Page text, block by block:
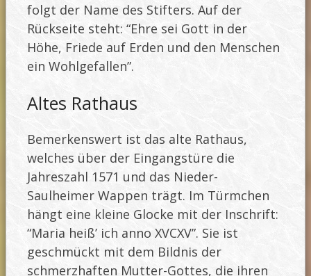
folgt der Name des Stifters. Auf der
Rückseite steht: “Ehre sei Gott in der
Höhe, Friede auf Erden und den Menschen
ein Wohlgefallen”.
Altes Rathaus
Bemerkenswert ist das alte Rathaus,
welches über der Eingangstüre die
Jahreszahl 1571 und das Nieder-
Saulheimer Wappen trägt. Im Türmchen
hängt eine kleine Glocke mit der Inschrift:
“Maria heiß’ ich anno XVCXV”. Sie ist
geschmückt mit dem Bildnis der
schmerzhaften Mutter-Gottes, die ihren